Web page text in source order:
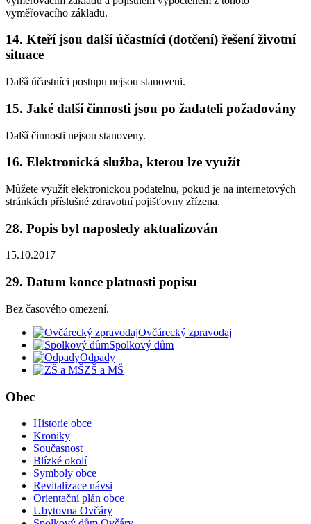
vyměřovacího základu.
14. Kteří jsou další účastníci (dotčení) řešení životní
situace
Další účastníci postupu nejsou stanoveni.
15. Jaké další činnosti jsou po žadateli požadovány
Další činnosti nejsou stanoveny.
16. Elektronická služba, kterou lze využít
Můžete využít elektronickou podatelnu, pokud je na internetových
stránkách příslušné zdravotní pojišťovny zřízena.
28. Popis byl naposledy aktualizován
15.10.2017
29. Datum konce platnosti popisu
Bez časového omezení.
Ovčárecký zpravodaj
Spolkový dům
Odpady
ZŠ a MŠ
Obec
Historie obce
Kroniky
Současnost
Blízké okolí
Symboly obce
Revitalizace návsi
Orientační plán obce
Ubytovna Ovčáry